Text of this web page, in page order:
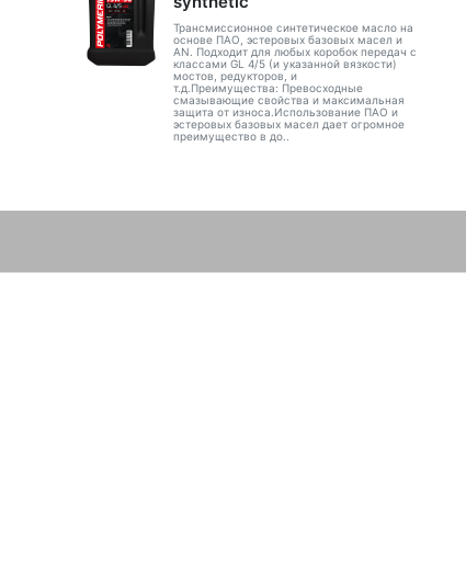
Трансмиссионное синтетическое масло на
основе ПАО, эстеровых базовых масел и
AN. Подходит для любых коробок передач с
классами GL 4/5 (и указанной вязкости)
мостов, редукторов, и
т.д.Преимущества: Превосходные
смазывающие свойства и максимальная
защита от износа.Использование ПАО и
эстеровых базовых масел дает огромное
преимущество в до..